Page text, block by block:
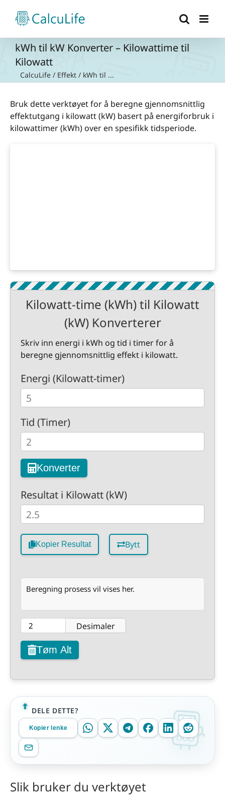
content
kWh til kW Konverter – Kilowattime til
Kilowatt
CalcuLife / Effekt / kWh til ...
Bruk dette verktøyet for å beregne gjennomsnittlig
effektutgang i kilowatt (kW) basert på energiforbruk i
kilowattimer (kWh) over en spesifikk tidsperiode.
Kilowatt-time (kWh) til Kilowatt
(kW) Konverterer
Skriv inn energi i kWh og tid i timer for å
beregne gjennomsnittlig effekt i kilowatt.
Energi (Kilowatt-timer)
Tid (Timer)
Konverter
Resultat i Kilowatt (kW)
Kopier Resultat Bytt
Beregning prosess vil vises her.
Desimaler
Tøm Alt
DELE DETTE?
Kopier lenke
Slik bruker du verktøyet